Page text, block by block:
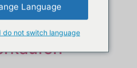
in
Language
do not switch language